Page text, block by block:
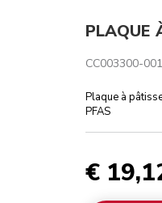
PLAQUE
CC003300-001
Plaque à
PFAS
€